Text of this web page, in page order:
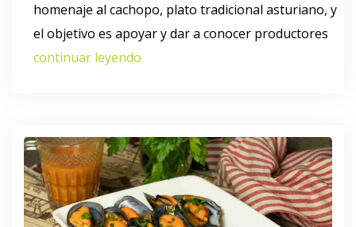
homenaje al cachopo, plato tradicional asturiano, y
el objetivo es apoyar y dar a conocer productores
continuar leyendo